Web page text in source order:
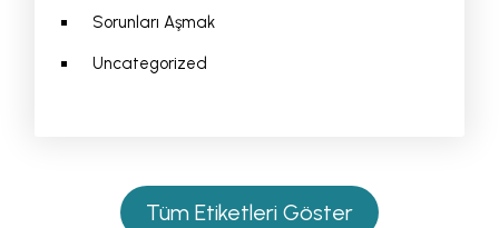
Sorunları Aşmak
Uncategorized
Tüm Etiketleri Göster